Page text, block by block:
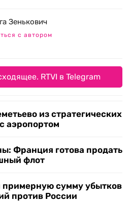
Зенькович
с автором
RTVI в Telegram
из стратегических
аэропортом
Франция готова продать
флот
сумму убытков
против России